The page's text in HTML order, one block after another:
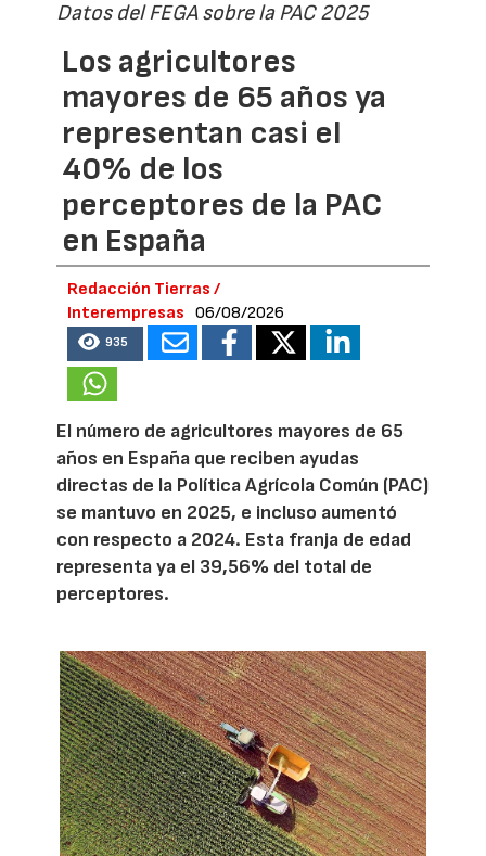
Datos del FEGA sobre la PAC 2025
Los agricultores
mayores de 65 años ya
representan casi el
40% de los
perceptores de la PAC
en España
Redacción Tierras /
Interempresas
06/08/2026
935
El número de agricultores mayores de 65
años en España que reciben ayudas
directas de la Política Agrícola Común (PAC)
se mantuvo en 2025, e incluso aumentó
con respecto a 2024. Esta franja de edad
representa ya el 39,56% del total de
perceptores.